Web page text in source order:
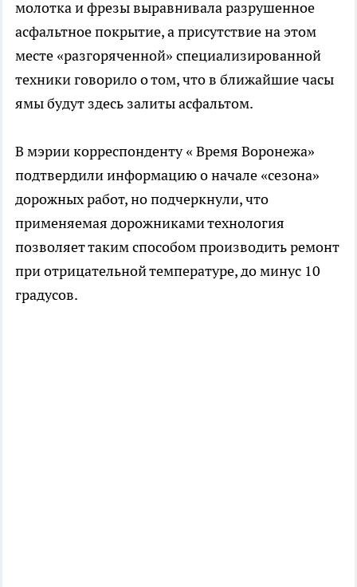
молотка и фрезы выравнивала разрушенное
асфальтное покрытие, а присутствие на этом
месте «разгоряченной» специализированной
техники говорило о том, что в ближайшие часы
ямы будут здесь залиты асфальтом.
В мэрии корреспонденту « Время Воронежа»
подтвердили информацию о начале «сезона»
дорожных работ, но подчеркнули, что
применяемая дорожниками технология
позволяет таким способом производить ремонт
при отрицательной температуре, до минус 10
градусов.